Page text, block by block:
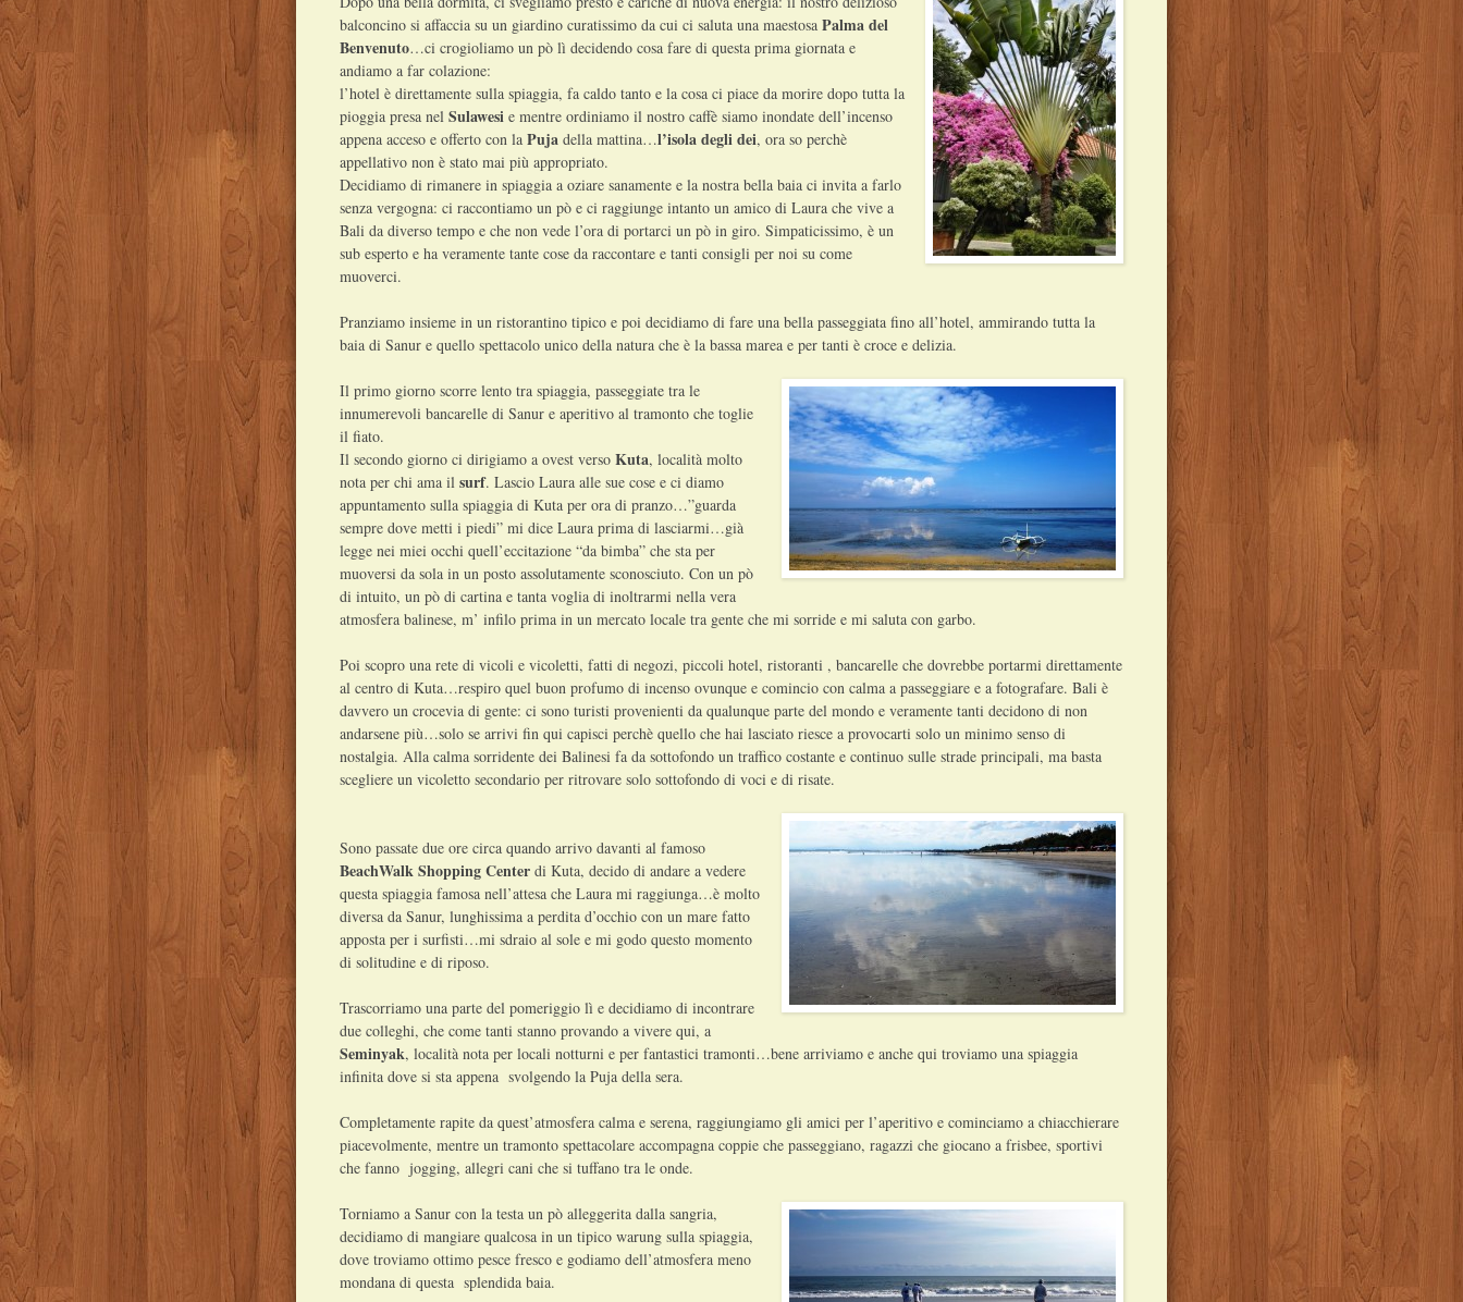
balconcino si affaccia su un giardino curatissimo da cui ci saluta una maestosa Palma del
Benvenuto…ci crogioliamo un pò lì decidendo cosa fare di questa prima giornata e
andiamo a far colazione:
l’hotel è direttamente sulla spiaggia, fa caldo tanto e la cosa ci piace da morire dopo tutta la
pioggia presa nel Sulawesi e mentre ordiniamo il nostro caffè siamo inondate dell’incenso
appena acceso e offerto con la Puja della mattina…l’isola degli dei, ora so perchè
appellativo non è stato mai più appropriato.
Decidiamo di rimanere in spiaggia a oziare sanamente e la nostra bella baia ci invita a farlo
senza vergogna: ci raccontiamo un pò e ci raggiunge intanto un amico di Laura che vive a
Bali da diverso tempo e che non vede l’ora di portarci un pò in giro. Simpaticissimo, è un
sub esperto e ha veramente tante cose da raccontare e tanti consigli per noi su come
muoverci.
Pranziamo insieme in un ristorantino tipico e poi decidiamo di fare una bella passeggiata fino all’hotel, ammirando tutta la
baia di Sanur e quello spettacolo unico della natura che è la bassa marea e per tanti è croce e delizia.
Il primo giorno scorre lento tra spiaggia, passeggiate tra le
innumerevoli bancarelle di Sanur e aperitivo al tramonto che toglie
il fiato.
Il secondo giorno ci dirigiamo a ovest verso Kuta, località molto
nota per chi ama il surf. Lascio Laura alle sue cose e ci diamo
appuntamento sulla spiaggia di Kuta per ora di pranzo…”guarda
sempre dove metti i piedi” mi dice Laura prima di lasciarmi…già
legge nei miei occhi quell’eccitazione “da bimba” che sta per
muoversi da sola in un posto assolutamente sconosciuto. Con un pò
di intuito, un pò di cartina e tanta voglia di inoltrarmi nella vera
atmosfera balinese, m’ infilo prima in un mercato locale tra gente che mi sorride e mi saluta con garbo.
Poi scopro una rete di vicoli e vicoletti, fatti di negozi, piccoli hotel, ristoranti , bancarelle che dovrebbe portarmi direttamente
al centro di Kuta…respiro quel buon profumo di incenso ovunque e comincio con calma a passeggiare e a fotografare. Bali è
davvero un crocevia di gente: ci sono turisti provenienti da qualunque parte del mondo e veramente tanti decidono di non
andarsene più…solo se arrivi fin qui capisci perchè quello che hai lasciato riesce a provocarti solo un minimo senso di
nostalgia. Alla calma sorridente dei Balinesi fa da sottofondo un traffico costante e continuo sulle strade principali, ma basta
scegliere un vicoletto secondario per ritrovare solo sottofondo di voci e di risate.
Sono passate due ore circa quando arrivo davanti al famoso
BeachWalk Shopping Center di Kuta, decido di andare a vedere
questa spiaggia famosa nell’attesa che Laura mi raggiunga…è molto
diversa da Sanur, lunghissima a perdita d’occhio con un mare fatto
apposta per i surfisti…mi sdraio al sole e mi godo questo momento
di solitudine e di riposo.
Trascorriamo una parte del pomeriggio lì e decidiamo di incontrare
due colleghi, che come tanti stanno provando a vivere qui, a
Seminyak, località nota per locali notturni e per fantastici tramonti…bene arriviamo e anche qui troviamo una spiaggia
infinita dove si sta appena svolgendo la Puja della sera.
Completamente rapite da quest’atmosfera calma e serena, raggiungiamo gli amici per l’aperitivo e cominciamo a chiacchierare
piacevolmente, mentre un tramonto spettacolare accompagna coppie che passeggiano, ragazzi che giocano a frisbee, sportivi
che fanno jogging, allegri cani che si tuffano tra le onde.
Torniamo a Sanur con la testa un pò alleggerita dalla sangria,
decidiamo di mangiare qualcosa in un tipico warung sulla spiaggia,
dove troviamo ottimo pesce fresco e godiamo dell’atmosfera meno
mondana di questa splendida baia.